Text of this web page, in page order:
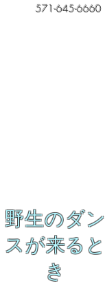
野生のダン
スが来ると
き
571-645-6660